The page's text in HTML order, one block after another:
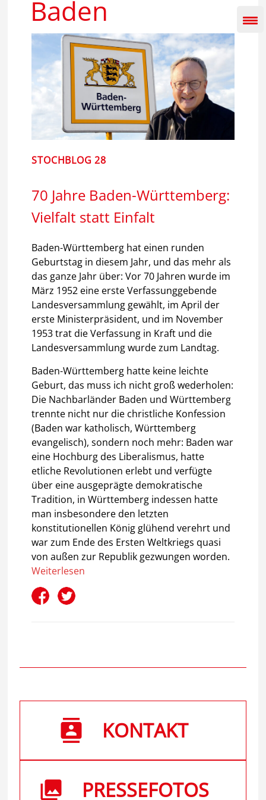
springenBaden
STOCHBLOG 28
70 Jahre Baden-Württemberg:
Vielfalt statt Einfalt
Baden-Württemberg hat einen runden
Geburtstag in diesem Jahr, und das mehr als
das ganze Jahr über: Vor 70 Jahren wurde im
März 1952 eine erste Verfassunggebende
Landesversammlung gewählt, im April der
erste Ministerpräsident, und im November
1953 trat die Verfassung in Kraft und die
Landesversammlung wurde zum Landtag.
Baden-Württemberg hatte keine leichte
Geburt, das muss ich nicht groß wederholen:
Die Nachbarländer Baden und Württemberg
trennte nicht nur die christliche Konfession
(Baden war katholisch, Württemberg
evangelisch), sondern noch mehr: Baden war
eine Hochburg des Liberalismus, hatte
etliche Revolutionen erlebt und verfügte
über eine ausgeprägte demokratische
Tradition, in Württemberg indessen hatte
man insbesondere den letzten
konstitutionellen König glühend verehrt und
war zum Ende des Ersten Weltkriegs quasi
von außen zur Republik gezwungen worden.
Weiterlesen
KONTAKT
PRESSEFOTOS